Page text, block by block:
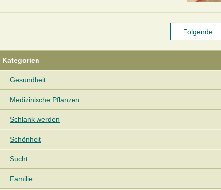
Folgende
Kategorien
Gesundheit
Medizinische Pflanzen
Schlank werden
Schönheit
Sucht
Familie